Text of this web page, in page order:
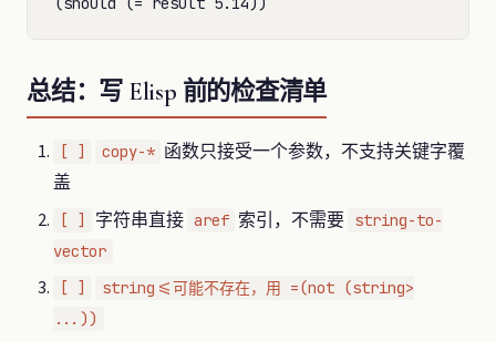
总结：写 Elisp 前的检查清单
[ ] copy-* 函数只接受一个参数，不支持关键字覆
盖
[ ] 字符串直接 aref 索引，不需要 string-to-
vector
[ ]
string<=可能不存在，用 =(not (string>
...))